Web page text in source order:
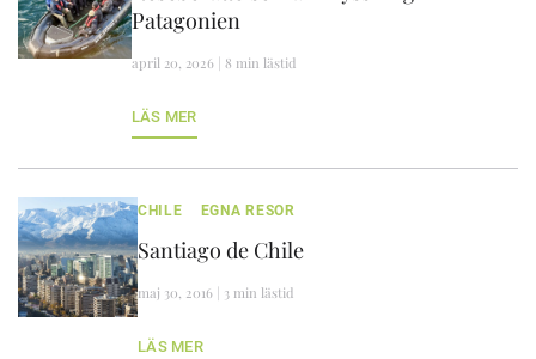
Patagonien
april 20, 2026 | 8 min lästid
LÄS MER
CHILE EGNA RESOR
Santiago de Chile
maj 30, 2016 | 3 min lästid
LÄS MER